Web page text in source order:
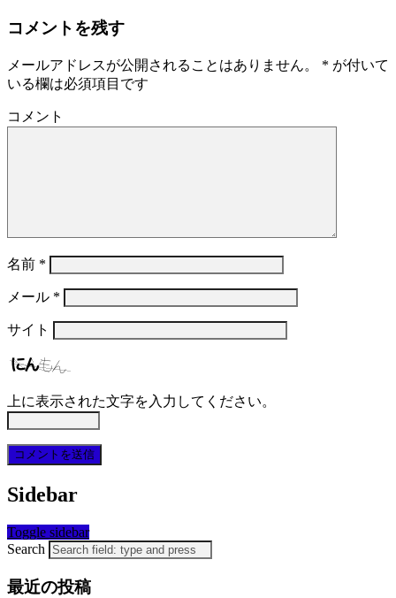
コメントを残す
メールアドレスが公開されることはありません。 * が付いて
いる欄は必須項目です
コメント
名前 *
メール *
サイト
上に表示された文字を入力してください。
Sidebar
Toggle sidebar
Search
最近の投稿